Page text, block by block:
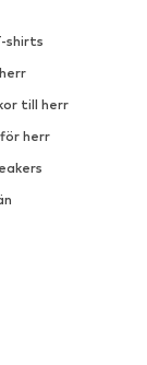
shirts
till herr
herr